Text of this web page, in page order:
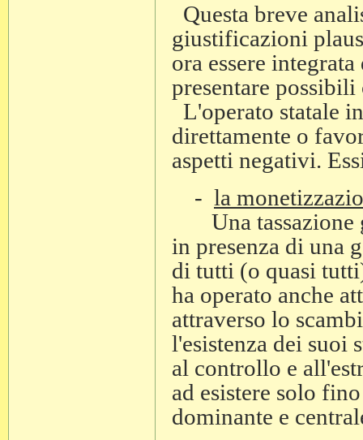
Questa breve
giustificazioni
ora essere
presentare
L'operato statale
direttamente o
aspetti negativi.
- la
Una tassazione
in presenza di una
di tutti (o quasi
ha operato anche
attraverso lo
l'esistenza dei suoi
al controllo e
ad esistere solo
dominante e